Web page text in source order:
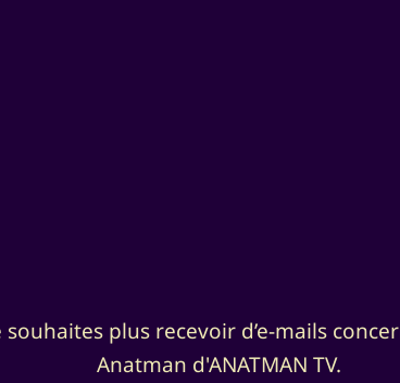
plus recevoir d’e-mails
Anatman d'ANATMAN TV.